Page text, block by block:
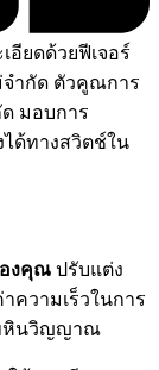
อียดด้วยฟีเจอร์
จำกัด ตัวคูณการ
มอบการ
ด้ทางสวิตช์ใน
องคุณ ปรับแต่ง
ความเร็วในการ
หินวิญญาณ